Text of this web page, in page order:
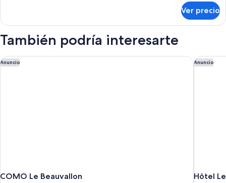
junior
Ver precio
También podría interesarte
Anuncio
COMO Le Beauvallon
COMO Le Beauvallon Anuncio
Hôtel
Hôtel